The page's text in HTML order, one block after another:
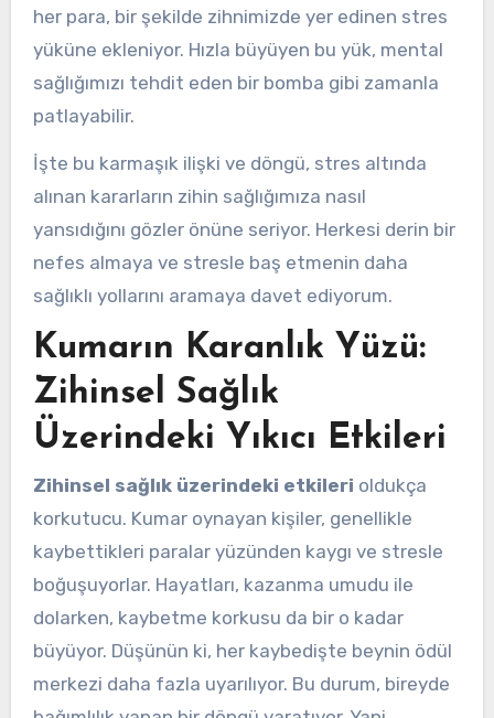
her para, bir şekilde zihnimizde yer edinen stres
yüküne ekleniyor. Hızla büyüyen bu yük, mental
sağlığımızı tehdit eden bir bomba gibi zamanla
patlayabilir.
İşte bu karmaşık ilişki ve döngü, stres altında
alınan kararların zihin sağlığımıza nasıl
yansıdığını gözler önüne seriyor. Herkesi derin bir
nefes almaya ve stresle baş etmenin daha
sağlıklı yollarını aramaya davet ediyorum.
Kumarın Karanlık Yüzü:
Zihinsel Sağlık
Üzerindeki Yıkıcı Etkileri
Zihinsel sağlık üzerindeki etkileri oldukça
korkutucu. Kumar oynayan kişiler, genellikle
kaybettikleri paralar yüzünden kaygı ve stresle
boğuşuyorlar. Hayatları, kazanma umudu ile
dolarken, kaybetme korkusu da bir o kadar
büyüyor. Düşünün ki, her kaybedişte beynin ödül
merkezi daha fazla uyarılıyor. Bu durum, bireyde